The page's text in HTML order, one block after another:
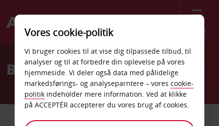
Menu
Welcome
AvisBilleje Juneau Lufthavn
Vores cookie-politik
Vi bruger cookies til at vise dig tilpassede tilbud, til
analyser og til at forbedre din oplevelse på vores
hjemmeside. Vi deler også data med pålidelige
markedsførings- og analyseparntere – vores cookie-
politik indeholder mere information. Ved at klikke
på ACCEPTÉR accepterer du vores brug af cookies.